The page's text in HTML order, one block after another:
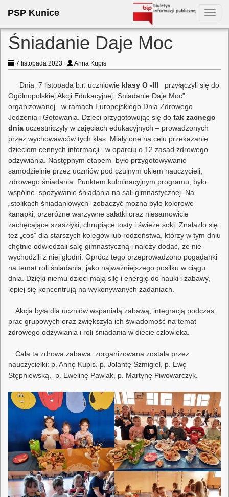
PSP Kunice
Śniadanie Daje Moc
7 listopada 2023 Anna Kupis
Dnia 7 listopada b.r. uczniowie klasy O -III przyłączyli się do
Ogólnopolskiej Akcji Edukacyjnej „Śniadanie Daje Moc”
organizowanej w ramach Europejskiego Dnia Zdrowego
Jedzenia i Gotowania. Dzieci przygotowując się do tak zacnego
dnia uczestniczyły w zajęciach edukacyjnych – prowadzonych
przez wychowawców tych klas. Miały one na celu przekazanie
dzieciom cennych informacji w oparciu o 12 zasad zdrowego
odżywiania. Następnym etapem było przygotowywanie
samodzielnie przez uczniów pod czujnym okiem nauczycieli,
zdrowego śniadania. Punktem kulminacyjnym programu, było
wspólne spożywanie śniadania na sali gimnastycznej. Na
„stolikach śniadaniowych” zobaczyć można było kolorowe
kanapki, przeróżne warzywne sałatki oraz niesamowicie
zachęcające szaszłyki, chrupiące tosty i świeże soki. Znalazło się
też „coś” dla starszych kolegów lub rodzeństwa, którzy w tym dniu
chętnie odwiedzali salę gimnastyczną i należy dodać, że nie
wychodzili z niej głodni. Oprócz tego przeprowadzono pogadanki
na temat roli śniadania, jako najważniejszego posiłku w ciągu
dnia. Dzięki niemu dzieci mają siłę i energię do nauki i zabawy,
lepiej się koncentrują na wykonywanych zadaniach.
Akcja była dla uczniów wspaniałą zabawą, integracją podczas
prac grupowych oraz zwiększyła ich świadomość na temat
zdrowego odżywiania i roli śniadania w diecie człowieka.
Cała ta zdrowa zabawa zorganizowana została przez
nauczycielki: p. Annę Kupis, p. Jolantę Szmigiel, p. Ewę
Stępniewską, p. Ewelinę Pawlak, p. Martynę Piwowarczyk.